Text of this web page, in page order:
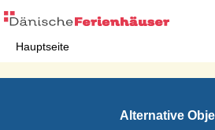
Hauptseite
Alternative